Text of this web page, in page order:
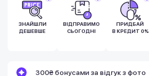
ЗНАЙШЛИ
ДЕШЕВШЕ
ВІДПРАВИМО
СЬОГОДНІ
ПРИДБАЙ
В КРЕДИТ 0%
300₴ бонусами за відгук з фото
після покупки.